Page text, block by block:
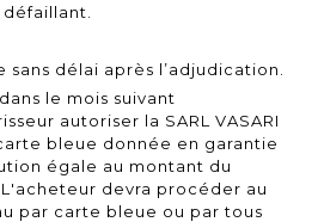
délai après l’adjudication.
le mois suivant
autoriser la SARL VASARI
bleue donnée en garantie
égale au montant du
devra procéder au
par carte bleue ou par tous